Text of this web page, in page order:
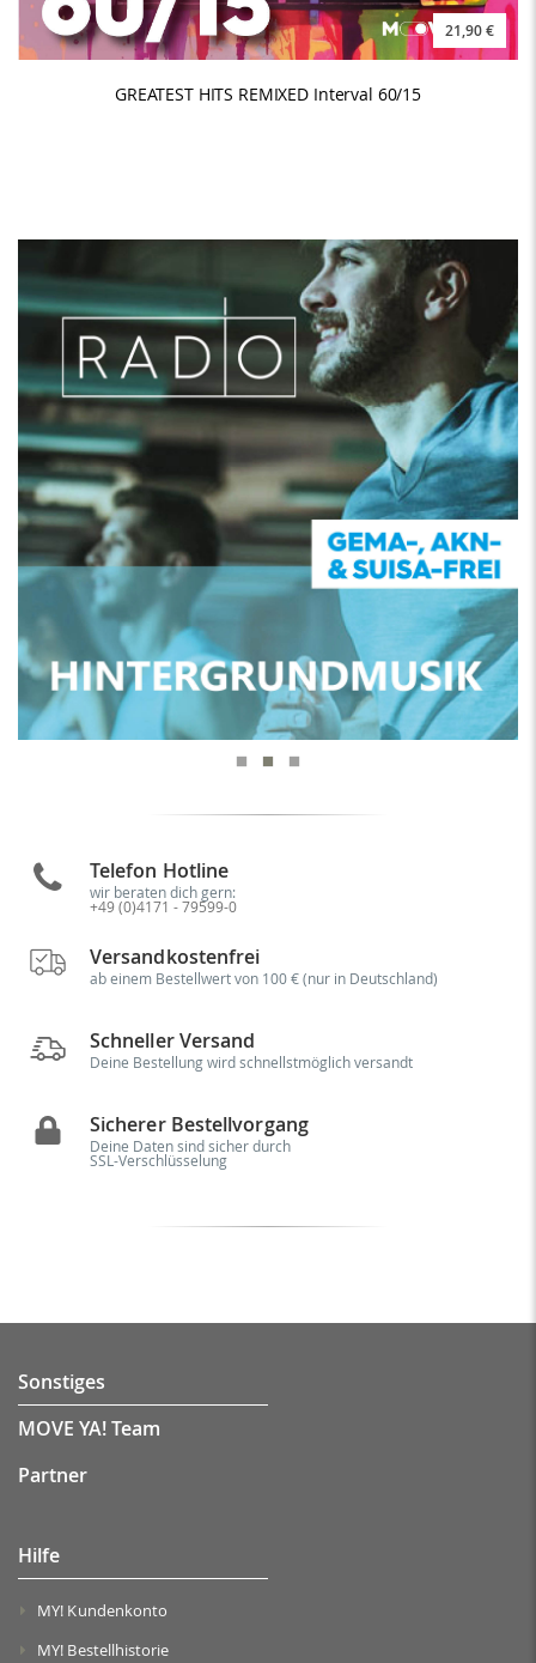
21,90 €
GREATEST HITS REMIXED Interval 60/15
Telefon Hotline
wir beraten dich gern:
+49 (0)4171 - 79599-0
Versandkostenfrei
ab einem Bestellwert von 100 € (nur in Deutschland)
Schneller Versand
Deine Bestellung wird schnellstmöglich versandt
Sicherer Bestellvorgang
Deine Daten sind sicher durch
SSL-Verschlüsselung
Sonstiges
MOVE YA! Team
Partner
Hilfe
MY! Kundenkonto
MY! Bestellhistorie